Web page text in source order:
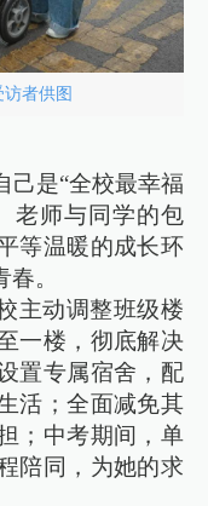
者供图
己是“全校最幸福
老师与同学的包
等温暖的成长环
。
主动调整班级楼
一楼，彻底解决
置专属宿舍，配
活；全面减免其
；中考期间，单
陪同，为她的求